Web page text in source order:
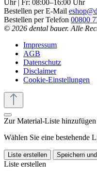
Uhr | Fr: 08:00–16:00 Uhr
Bestellen per E-Mail
Bestellen per Telefon 00800
© 2026 dental bauer. Alle
Impressum
AGB
Datenschutz
Disclaimer
Cookie-Einstellungen
Zur Material-Liste hinzufügen
Wählen Sie eine bestehende
Liste erstellen Speichern
Liste erstellen